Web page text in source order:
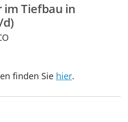
im Tiefbau in
finden Sie hier.